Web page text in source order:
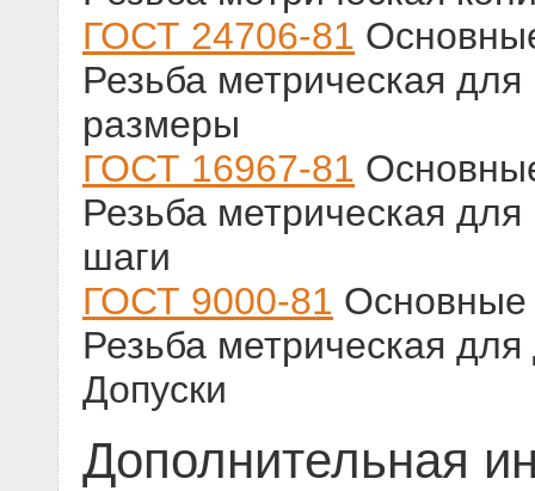
ГОСТ 24706-81
Резьба метрическая
размеры
ГОСТ 16967-81
Резьба метрическая
шаги
ГОСТ 9000-81 Основные
Резьба метрическая
Допуски
Дополнительная